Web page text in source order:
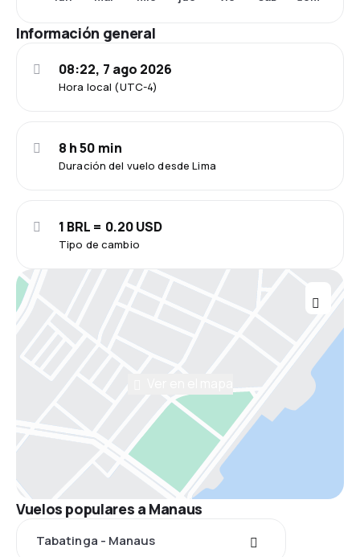
Información general
Hora local (UTC-4)
08:22, 7 ago 2026
Duración del vuelo desde Lima
8 h 50 min
Tipo de cambio
1 BRL = 0.20 USD
Vuelos populares a Manaus
Tabatinga - Manaus